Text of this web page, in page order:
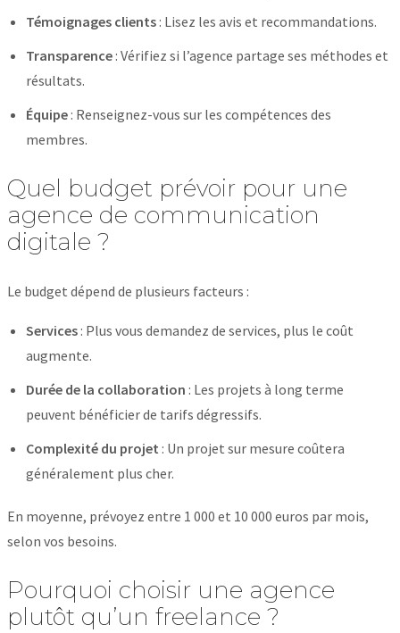
Témoignages clients: Lisez les avis et recommandations.
Transparence: Vérifiez si l’agence partage ses méthodes et
résultats.
Équipe: Renseignez-vous sur les compétences des
membres.
Quel budget prévoir pour une
agence de communication
digitale ?
Le budget dépend de plusieurs facteurs :
Services: Plus vous demandez de services, plus le coût
augmente.
Durée de la collaboration : Les projets à long terme
peuvent bénéficier de tarifs dégressifs.
Complexité du projet : Un projet sur mesure coûtera
généralement plus cher.
En moyenne, prévoyez entre 1 000 et 10 000 euros par mois,
selon vos besoins.
Pourquoi choisir une agence
plutôt qu’un freelance ?